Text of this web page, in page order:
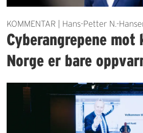
KOMMENTAR | Hans-Petter N.-
Cyberangrepene mot
Norge er bare